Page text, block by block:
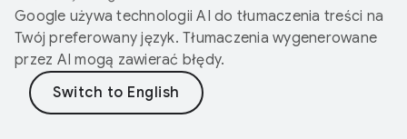
Google używa technologii AI do tłumaczenia treści na
Twój preferowany język. Tłumaczenia wygenerowane
przez AI mogą zawierać błędy.